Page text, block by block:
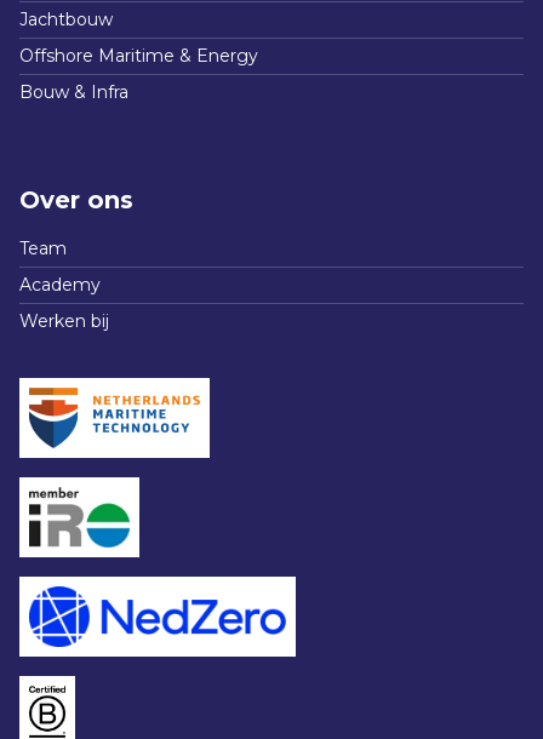
Jachtbouw
Offshore Maritime & Energy
Bouw & Infra
Over ons
Team
Academy
Werken bij